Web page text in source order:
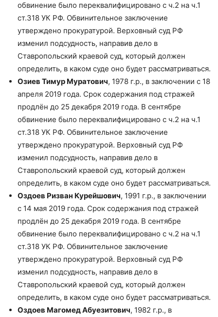
обвинение было переквалифицировано с ч.2 на ч.1
ст.318 УК РФ. Обвинительное заключение
утверждено прокуратурой. Верховный суд РФ
изменил подсудность, направив дело в
Ставропольский краевой суд, который должен
определить, в каком суде оно будет рассматриваться.
Озиев Тимур Муратович, 1978 г.р., в заключении с 18
апреля 2019 года. Срок содержания под стражей
продлён до 25 декабря 2019 года. В сентябре
обвинение было переквалифицировано с ч.2 на ч.1
ст.318 УК РФ. Обвинительное заключение
утверждено прокуратурой. Верховный суд РФ
изменил подсудность, направив дело в
Ставропольский краевой суд, который должен
определить, в каком суде оно будет рассматриваться.
Оздоев Ризван Курейшович, 1991 г.р., в заключении
с 14 мая 2019 года. Срок содержания под стражей
продлён до 25 декабря 2019 года. В сентябре
обвинение было переквалифицировано с ч.2 на ч.1
ст.318 УК РФ. Обвинительное заключение
утверждено прокуратурой. Верховный суд РФ
изменил подсудность, направив дело в
Ставропольский краевой суд, который должен
определить, в каком суде оно будет рассматриваться.
Оздоев Магомед Абуезитович, 1982 г.р., в